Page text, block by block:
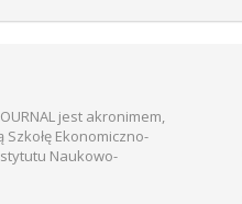
jest akronimem,
Ekonomiczno-
Naukowo-